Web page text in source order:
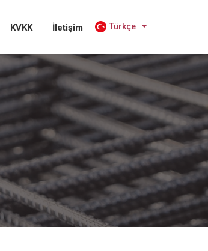
Türkçe
KVKK İletişim